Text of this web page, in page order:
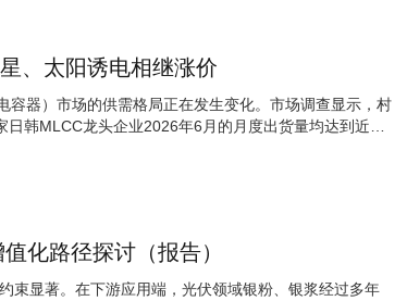
、太阳诱电相继涨价
容器）市场的供需格局正在发生变化。市场调查显示，村
韩MLCC龙头企业2026年6月的月度出货量均达到近5
化路径探讨（报告）
束显著。在下游应用端，光伏领域银粉、银浆经过多年